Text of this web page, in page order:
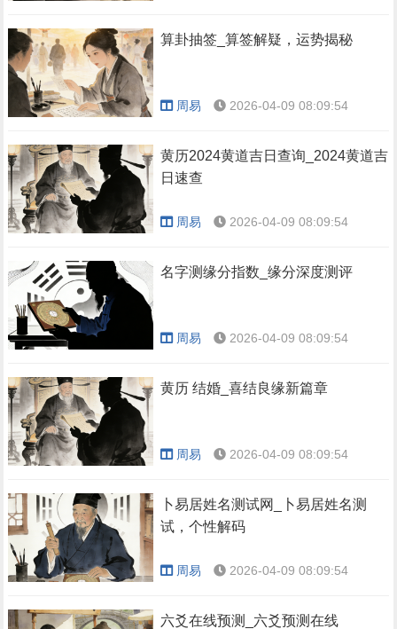
算卦抽签_算签解疑，运势揭秘
周易 2026-04-09 08:09:54
黄历2024黄道吉日查询_2024黄道吉
日速查
周易 2026-04-09 08:09:54
名字测缘分指数_缘分深度测评
周易 2026-04-09 08:09:54
黄历 结婚_喜结良缘新篇章
周易 2026-04-09 08:09:54
卜易居姓名测试网_卜易居姓名测
试，个性解码
周易 2026-04-09 08:09:54
六爻在线预测_六爻预测在线